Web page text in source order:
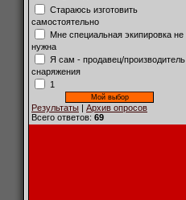
Стараюсь изготовить
самостоятельно
Мне специальная экипировка не
нужна
Я сам - продавец/производитель
снаряжения
1
Результаты | Архив опросов
Всего ответов: 69